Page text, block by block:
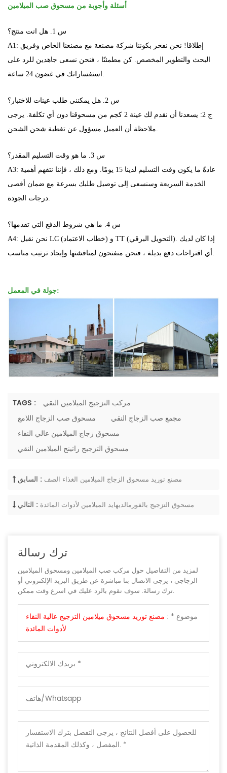
أسئلة وأجوبة من مسحوق صب الميلامين
س 1. هل انت منتج؟
A1: إطلاقا! نحن نفخر بكوننا شركة مصنعة مع مصنعنا الخاص وفريق
البحث والتطوير المخصص. كن مطمئنًا ، فنحن نسعى جاهدين للرد على
استفساراتك في غضون 24 ساعة.
س 2. هل يمكنني طلب عينات للاختبار؟
ج 2: يسعدنا أن نقدم لك عينة 2 كجم من مسحوقنا دون أي تكلفة. يرجى
ملاحظة أن العميل مسؤول عن تغطية شحن الشحن.
س 3. ما هو وقت التسليم المقدر؟
A3: عادةً ما يكون وقت التسليم لدينا 15 يومًا. ومع ذلك ، فإننا نتفهم أهمية
الخدمة السريعة وسنسعى إلى توصيل طلبك بسرعة مع ضمان أقصى
درجات الجودة.
س 4. ما هي شروط الدفع التي تقدمها؟
A4: نحن نقبل LC (خطاب الاعتماد) و TT (التحويل البرقي). إذا كان لديك
أي اقتراحات دفع بديلة ، فنحن منفتحون لمناقشتها وإيجاد ترتيب مناسب.
جولة في المعمل:
TAGS :
مركب التزجيج الميلامين النقي
مسحوق صب الزجاج اللامع
مجمع صب الزجاج النقي
مسحوق زجاج الميلامين عالي النقاء
مسحوق التزجيج راتينج الميلامين النقي
السابق : مصنع توريد مسحوق الزجاج الميلامين الغذاء الصف
التالي : مسحوق التزجيج بالفورمالديهايد الميلامين لأدوات المائدة
ترك رسالة
لمزيد من التفاصيل حول مركب صب الميلامين ومسحوق الميلامين
الزجاجي ، يرجى الاتصال بنا مباشرة عن طريق البريد الإلكتروني أو
ترك رسالة. سوف نقوم بالرد عليك في اسرع وقت ممكن.
موضوع * : مصنع توريد مسحوق ميلامين التزجيج عالية النقاء
لأدوات المائدة